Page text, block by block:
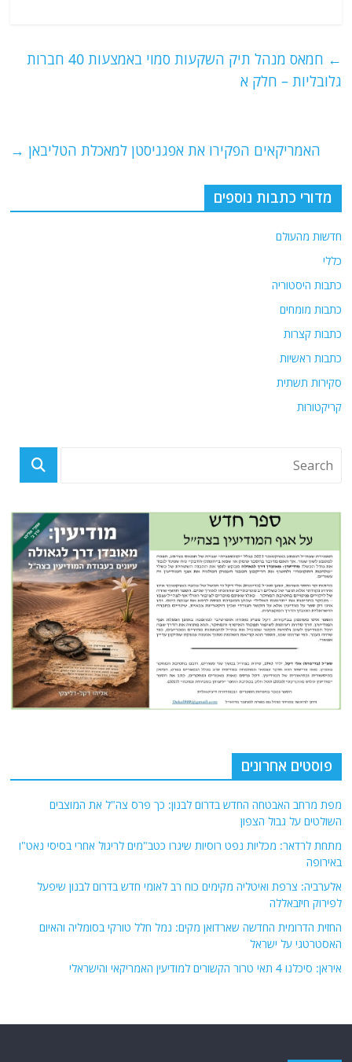
s
A
g
ra
l
er
e
k
←
חמאס מנהל תיק השקעות סמוי באמצעות 40 חברות
גלובליות – חלק א
האמריקאים הפקירו את אפגניסטן למאכלת הטליבאן →
מדורי כתבות נוספים
חדשות מהעולם
כללי
כתבות היסטוריה
כתבות מומחים
כתבות קצרות
כתבות ראשיות
סקירות תשתית
קריקטורות
פוסטים אחרונים
מפת מרחב האבטחה החדש בדרום לבנון: כך פרס צה"ל את המוצבים
השולטים על גבול הצפון
מתחת לרדאר: מכליות נפט רוסיות שיגרו כטב"מים לריגול אחרי בסיסי נאט"ו
באירופה
אלערביה: צרפת ואיטליה מקימים כוח רב לאומי חדש בדרום לבנון שיפעל
לפירוק חיזבאללה
החזית הדרומית החדשה שארדואן מקים: נמל חלל טורקי בסומליה והאיום
האסטרטגי על ישראל
איראן: סיכלנו 4 תאי טרור הקשורים למודיעין האמריקאי והישראלי